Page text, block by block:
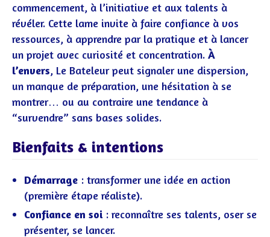
commencement, à l’initiative et aux talents à
révéler. Cette lame invite à faire confiance à vos
ressources, à apprendre par la pratique et à lancer
un projet avec curiosité et concentration. À
l’envers, Le Bateleur peut signaler une dispersion,
un manque de préparation, une hésitation à se
montrer… ou au contraire une tendance à
“survendre” sans bases solides.
Bienfaits & intentions
Démarrage : transformer une idée en action
(première étape réaliste).
Confiance en soi : reconnaître ses talents, oser se
présenter, se lancer.